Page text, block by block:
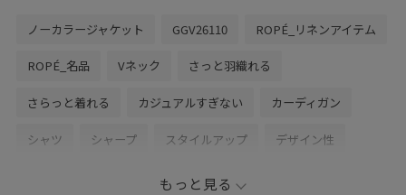
ノーカラージャケット GGV26110 ROPÉ_リネンアイテム
ROPÉ_名品 Vネック さっと羽織れる
さらっと着れる カジュアルすぎない カーディガン
シャツ シャープ スタイルアップ デザイン性
バランスが良い
もっと見る